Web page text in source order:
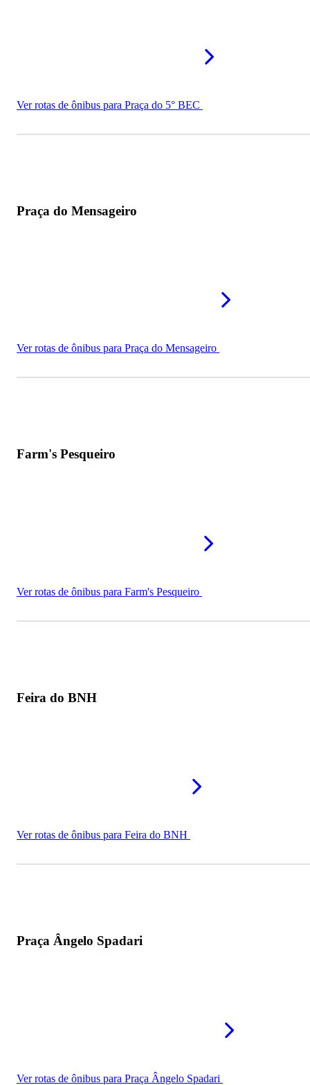
Ver rotas de ônibus para Praça do 5° BEC
Praça do Mensageiro
Ver rotas de ônibus para Praça do Mensageiro
Farm's Pesqueiro
Ver rotas de ônibus para Farm's Pesqueiro
Feira do BNH
Ver rotas de ônibus para Feira do BNH
Praça Ângelo Spadari
Ver rotas de ônibus para Praça Ângelo Spadari